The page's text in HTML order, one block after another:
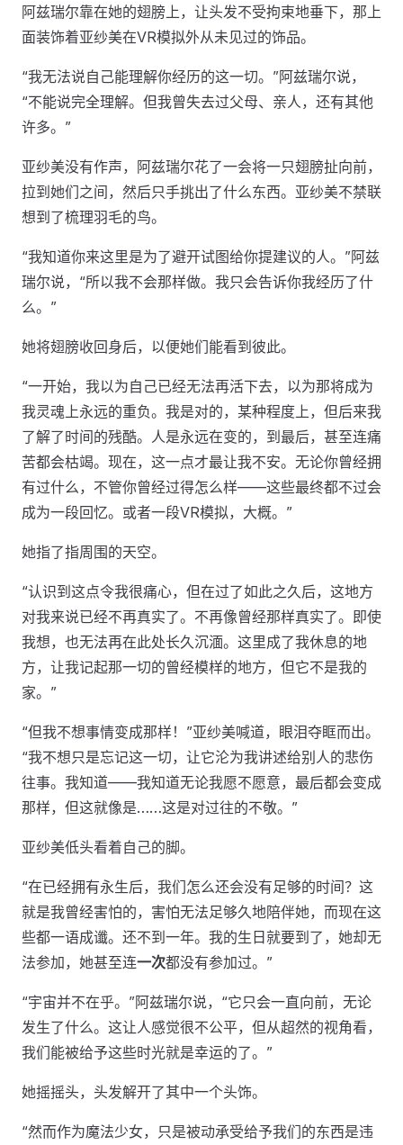
阿兹瑞尔靠在她的翅膀上，让头发不受拘束地垂下，那上
面装饰着亚纱美在VR模拟外从未见过的饰品。
“我无法说自己能理解你经历的这一切。”阿兹瑞尔说，
“不能说完全理解。但我曾失去过父母、亲人，还有其他
许多。”
亚纱美没有作声，阿兹瑞尔花了一会将一只翅膀扯向前，
拉到她们之间，然后只手挑出了什么东西。亚纱美不禁联
想到了梳理羽毛的鸟。
“我知道你来这里是为了避开试图给你提建议的人。”阿兹
瑞尔说，“所以我不会那样做。我只会告诉你我经历了什
么。”
她将翅膀收回身后，以便她们能看到彼此。
“一开始，我以为自己已经无法再活下去，以为那将成为
我灵魂上永远的重负。我是对的，某种程度上，但后来我
了解了时间的残酷。人是永远在变的，到最后，甚至连痛
苦都会枯竭。现在，这一点才最让我不安。无论你曾经拥
有过什么，不管你曾经过得怎么样——这些最终都不过会
成为一段回忆。或者一段VR模拟，大概。”
她指了指周围的天空。
“认识到这点令我很痛心，但在过了如此之久后，这地方
对我来说已经不再真实了。不再像曾经那样真实了。即使
我想，也无法再在此处长久沉湎。这里成了我休息的地
方，让我记起那一切的曾经模样的地方，但它不是我的
家。”
“但我不想事情变成那样！”亚纱美喊道，眼泪夺眶而出。
“我不想只是忘记这一切，让它沦为我讲述给别人的悲伤
往事。我知道——我知道无论我愿不愿意，最后都会变成
那样，但这就像是……这是对过往的不敬。”
亚纱美低头看着自己的脚。
“在已经拥有永生后，我们怎么还会没有足够的时间？这
就是我曾经害怕的，害怕无法足够久地陪伴她，而现在这
些都一语成谶。还不到一年。我的生日就要到了，她却无
法参加，她甚至连一次都没有参加过。”
“宇宙并不在乎。”阿兹瑞尔说，“它只会一直向前，无论
发生了什么。这让人感觉很不公平，但从超然的视角看，
我们能被给予这些时光就是幸运的了。”
她摇摇头，头发解开了其中一个头饰。
“然而作为魔法少女，只是被动承受给予我们的东西是违